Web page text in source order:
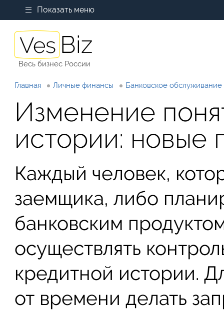
Показать меню
Весь бизнес России
Главная Личные финансы Банковское обслуживание
Изменение
истории: новые
Каждый человек,
заемщика, либо
банковским
осуществлять
кредитной истории.
от времени делать